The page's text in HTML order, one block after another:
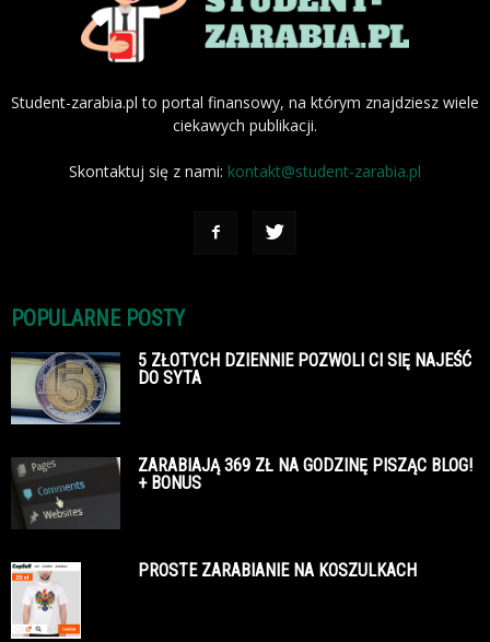
Student-zarabia.pl to portal finansowy, na którym znajdziesz wiele
ciekawych publikacji.
Skontaktuj się z nami: kontakt@student-zarabia.pl
POPULARNE POSTY
5 ZŁOTYCH DZIENNIE POZWOLI CI SIĘ NAJEŚĆ
DO SYTA
ZARABIAJĄ 369 ZŁ NA GODZINĘ PISZĄC BLOG!
+ BONUS
PROSTE ZARABIANIE NA KOSZULKACH